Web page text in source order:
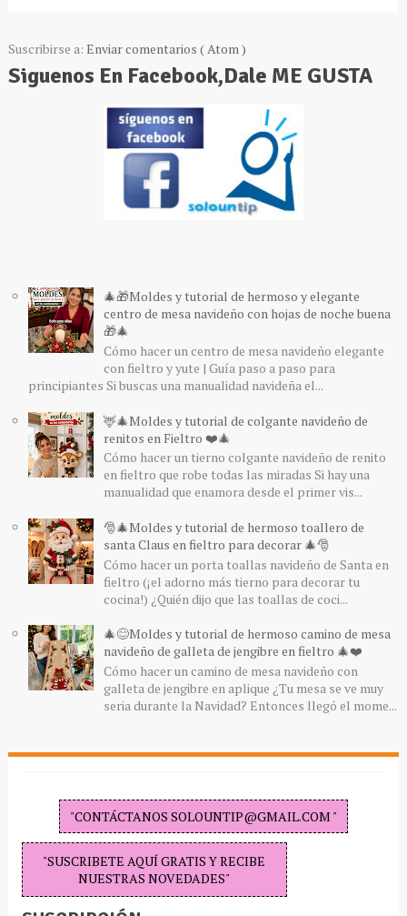
Suscribirse a: Enviar comentarios ( Atom )
Siguenos En Facebook,Dale ME GUSTA
🎄🎁Moldes y tutorial de hermoso y elegante
centro de mesa navideño con hojas de noche buena
🎁🎄
Cómo hacer un centro de mesa navideño elegante
con fieltro y yute | Guía paso a paso para
principiantes Si buscas una manualidad navideña el...
🦌🎄Moldes y tutorial de colgante navideño de
renitos en Fieltro ❤️🎄
Cómo hacer un tierno colgante navideño de renito
en fieltro que robe todas las miradas Si hay una
manualidad que enamora desde el primer vis...
🎅🎄Moldes y tutorial de hermoso toallero de
santa Claus en fieltro para decorar 🎄🎅
Cómo hacer un porta toallas navideño de Santa en
fieltro (¡el adorno más tierno para decorar tu
cocina!) ¿Quién dijo que las toallas de coci...
🎄😊Moldes y tutorial de hermoso camino de mesa
navideño de galleta de jengibre en fieltro 🎄❤️
Cómo hacer un camino de mesa navideño con
galleta de jengibre en aplique ¿Tu mesa se ve muy
seria durante la Navidad? Entonces llegó el mome...
"CONTÁCTANOS SOLOUNTIP@GMAIL.COM "
"SUSCRIBETE AQUÍ GRATIS Y RECIBE
NUESTRAS NOVEDADES"